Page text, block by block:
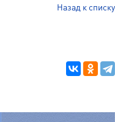
Назад к списку